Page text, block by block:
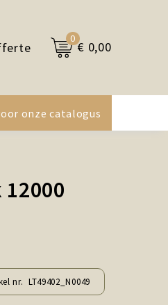
0
€ 0,00
onze catalogus
nr. LT49402_N0049